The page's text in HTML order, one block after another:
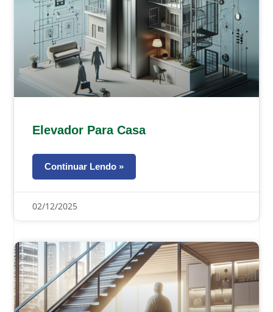
Elevador Para Casa
Continuar Lendo »
02/12/2025